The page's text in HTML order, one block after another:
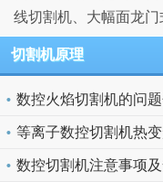
线切割机、大幅面龙
切割机原理
数控火焰切割机的问
等离子数控切割机热
数控切割机注意事项